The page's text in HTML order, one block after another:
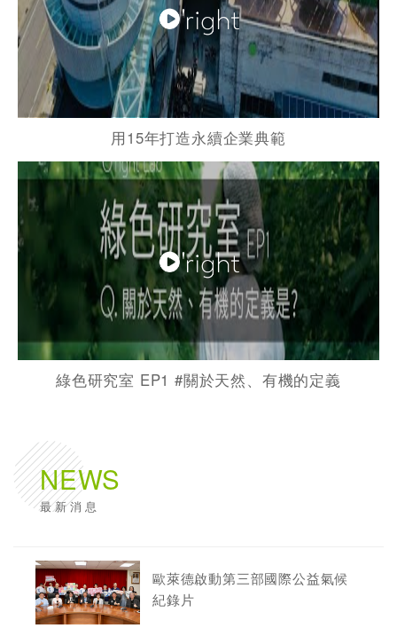
用15年打造永續企業典範
綠色研究室 EP1 #關於天然​、有機的定義
NEWS
最新消息
歐萊德啟動第三部國際公益氣候
紀錄片